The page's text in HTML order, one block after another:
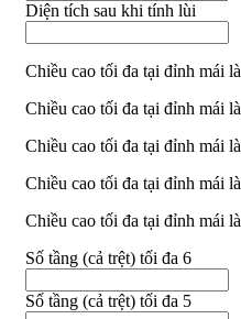
Diện tích sau khi tính lùi
Chiều cao tối đa tại đỉnh mái là
Chiều cao tối đa tại đỉnh mái là
Chiều cao tối đa tại đỉnh mái là
Chiều cao tối đa tại đỉnh mái là
Chiều cao tối đa tại đỉnh mái là
Số tầng (cả trệt) tối đa 6
Số tầng (cả trệt) tối đa 5